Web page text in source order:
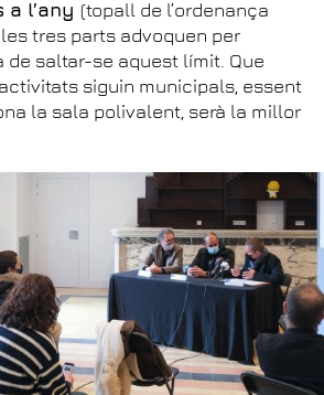
l’any (topall de l’ordenança
tres parts advoquen per
de saltar-se aquest límit. Que
siguin municipals, essent
la sala polivalent, serà la millor